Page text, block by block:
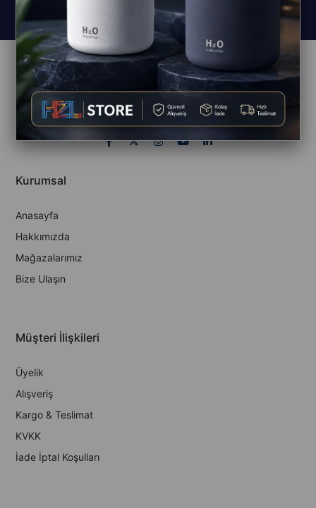
0850 244 49 59
Kurumsal
Anasayfa
Hakkımızda
Mağazalarımız
Bize Ulaşın
Müşteri İlişkileri
Üyelik
Alışveriş
Kargo & Teslimat
KVKK
İade İptal Koşulları